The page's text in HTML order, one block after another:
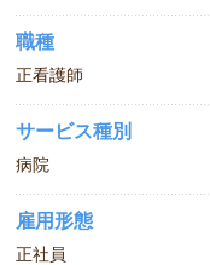
職種
正看護師
サービス種別
病院
雇用形態
正社員